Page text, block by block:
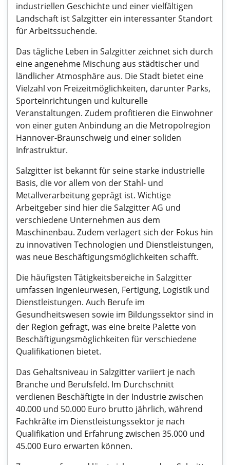
industriellen Geschichte und einer vielfältigen
Landschaft ist Salzgitter ein interessanter Standort
für Arbeitssuchende.
Das tägliche Leben in Salzgitter zeichnet sich durch
eine angenehme Mischung aus städtischer und
ländlicher Atmosphäre aus. Die Stadt bietet eine
Vielzahl von Freizeitmöglichkeiten, darunter Parks,
Sporteinrichtungen und kulturelle
Veranstaltungen. Zudem profitieren die Einwohner
von einer guten Anbindung an die Metropolregion
Hannover-Braunschweig und einer soliden
Infrastruktur.
Salzgitter ist bekannt für seine starke industrielle
Basis, die vor allem von der Stahl- und
Metallverarbeitung geprägt ist. Wichtige
Arbeitgeber sind hier die Salzgitter AG und
verschiedene Unternehmen aus dem
Maschinenbau. Zudem verlagert sich der Fokus hin
zu innovativen Technologien und Dienstleistungen,
was neue Beschäftigungsmöglichkeiten schafft.
Die häufigsten Tätigkeitsbereiche in Salzgitter
umfassen Ingenieurwesen, Fertigung, Logistik und
Dienstleistungen. Auch Berufe im
Gesundheitswesen sowie im Bildungssektor sind in
der Region gefragt, was eine breite Palette von
Beschäftigungsmöglichkeiten für verschiedene
Qualifikationen bietet.
Das Gehaltsniveau in Salzgitter variiert je nach
Branche und Berufsfeld. Im Durchschnitt
verdienen Beschäftigte in der Industrie zwischen
40.000 und 50.000 Euro brutto jährlich, während
Fachkräfte im Dienstleistungssektor je nach
Qualifikation und Erfahrung zwischen 35.000 und
45.000 Euro erwarten können.